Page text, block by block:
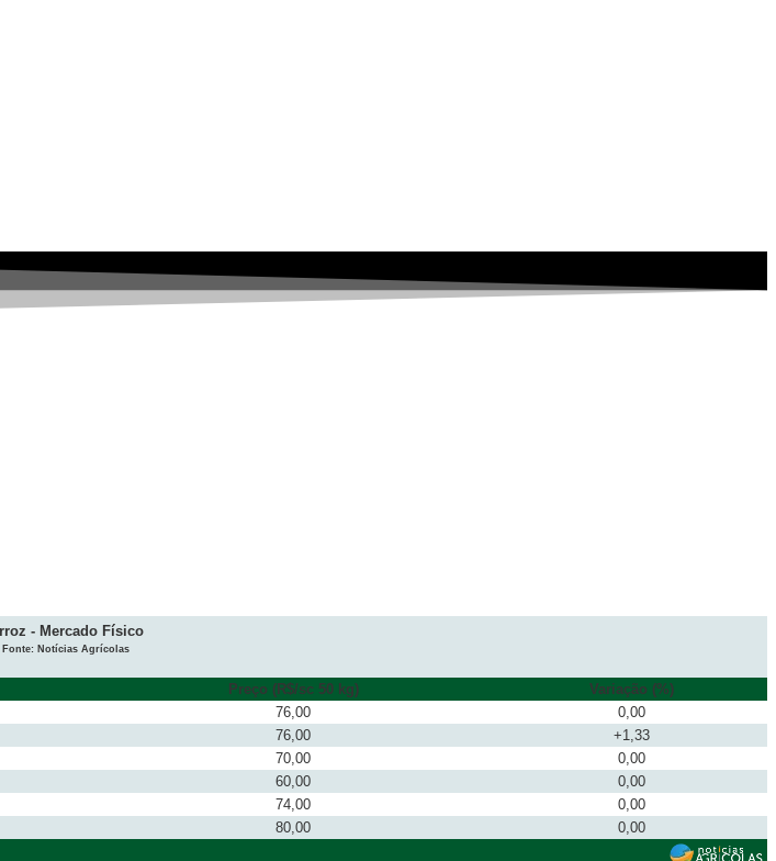
- Mercado Físico
Fonte: Notícias Agrícolas
Preço (R$/sc 50 kg)
Variação (%)
76,00
0,00
76,00
+1,33
70,00
0,00
60,00
0,00
74,00
0,00
80,00
0,00